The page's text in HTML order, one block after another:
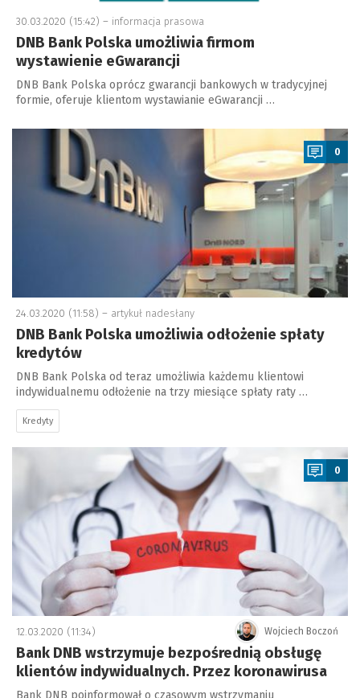
30.03.2020 (15:42) – informacja prasowa
DNB Bank Polska umożliwia firmom
wystawienie eGwarancji
DNB Bank Polska oprócz gwarancji bankowych w tradycyjnej
formie, oferuje klientom wystawianie eGwarancji …
a
0
24.03.2020 (11:58) – artykuł nadesłany
DNB Bank Polska umożliwia odłożenie spłaty
kredytów
DNB Bank Polska od teraz umożliwia każdemu klientowi
indywidualnemu odłożenie na trzy miesiące spłaty raty …
Kredyty
a
0
Wojciech Boczoń
12.03.2020 (11:34)
Bank DNB wstrzymuje bezpośrednią obsługę
klientów indywidualnych. Przez koronawirusa
Bank DNB poinformował o czasowym wstrzymaniu